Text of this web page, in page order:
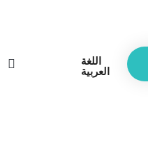
اللغة
العربية